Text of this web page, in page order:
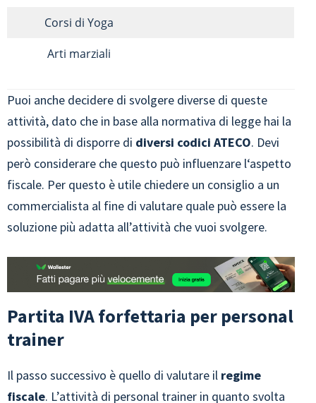
Corsi di Yoga
Arti marziali
Puoi anche decidere di svolgere diverse di queste
attività, dato che in base alla normativa di legge hai la
possibilità di disporre di diversi codici ATECO. Devi
però considerare che questo può influenzare l‘aspetto
fiscale. Per questo è utile chiedere un consiglio a un
commercialista al fine di valutare quale può essere la
soluzione più adatta all’attività che vuoi svolgere.
Partita IVA forfettaria per personal
trainer
Il passo successivo è quello di valutare il regime
fiscale. L’attività di personal trainer in quanto svolta